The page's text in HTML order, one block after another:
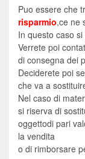
Puo essere che
risparmio,ce ne
In questo caso
Verrete poi
di consegna dei
Deciderete poi
che va a
Nel caso di
si riserva di
oggettodi pari
la vendita
o di rimborsare